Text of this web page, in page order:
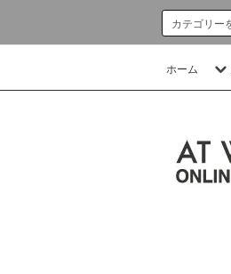
ホーム